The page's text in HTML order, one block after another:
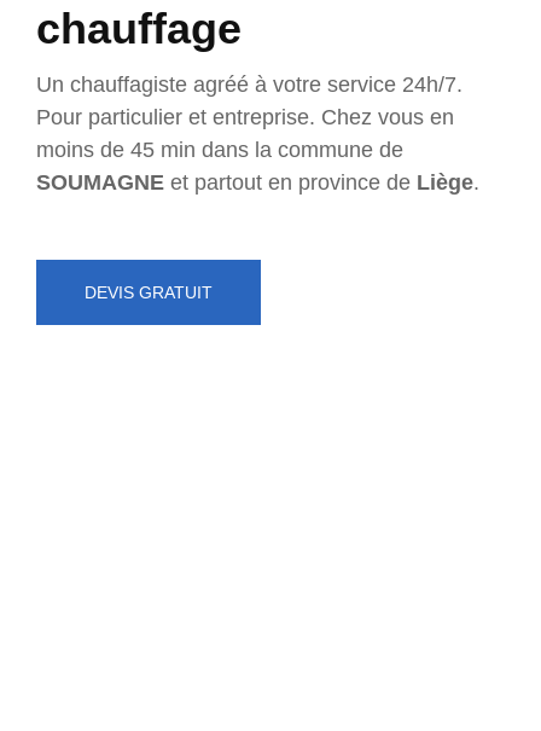
chauffage
Un chauffagiste agréé à votre service 24h/7.
Pour particulier et entreprise. Chez vous en
moins de 45 min dans la commune de
SOUMAGNE et partout en province de Liège.
DEVIS GRATUIT